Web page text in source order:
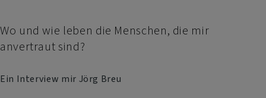
Wo und wie leben die Menschen, die mir
anvertraut sind?
Ein Interview mir Jörg Breu